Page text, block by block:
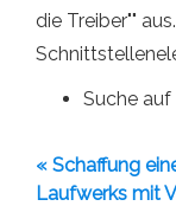
die Treiber""
Suche
« Schaffung
Laufwerks mit